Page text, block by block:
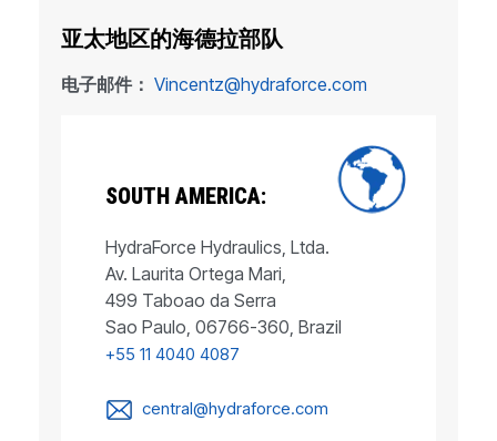
亚太地区的海德拉部队
电子邮件： Vincentz@hydraforce.com
SOUTH AMERICA:
HydraForce Hydraulics, Ltda.
Av. Laurita Ortega Mari,
499 Taboao da Serra
Sao Paulo, 06766-360, Brazil
+55 11 4040 4087
central@hydraforce.com